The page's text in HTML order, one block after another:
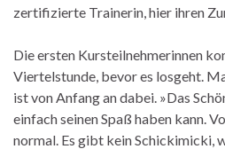
zertifizierte Trainerin, hier ihren
Die ersten Kursteilnehmerinnen
Viertelstunde, bevor es losgeht.
ist von Anfang an dabei. »Das
einfach seinen Spaß haben kann.
normal. Es gibt kein Schickimicki,